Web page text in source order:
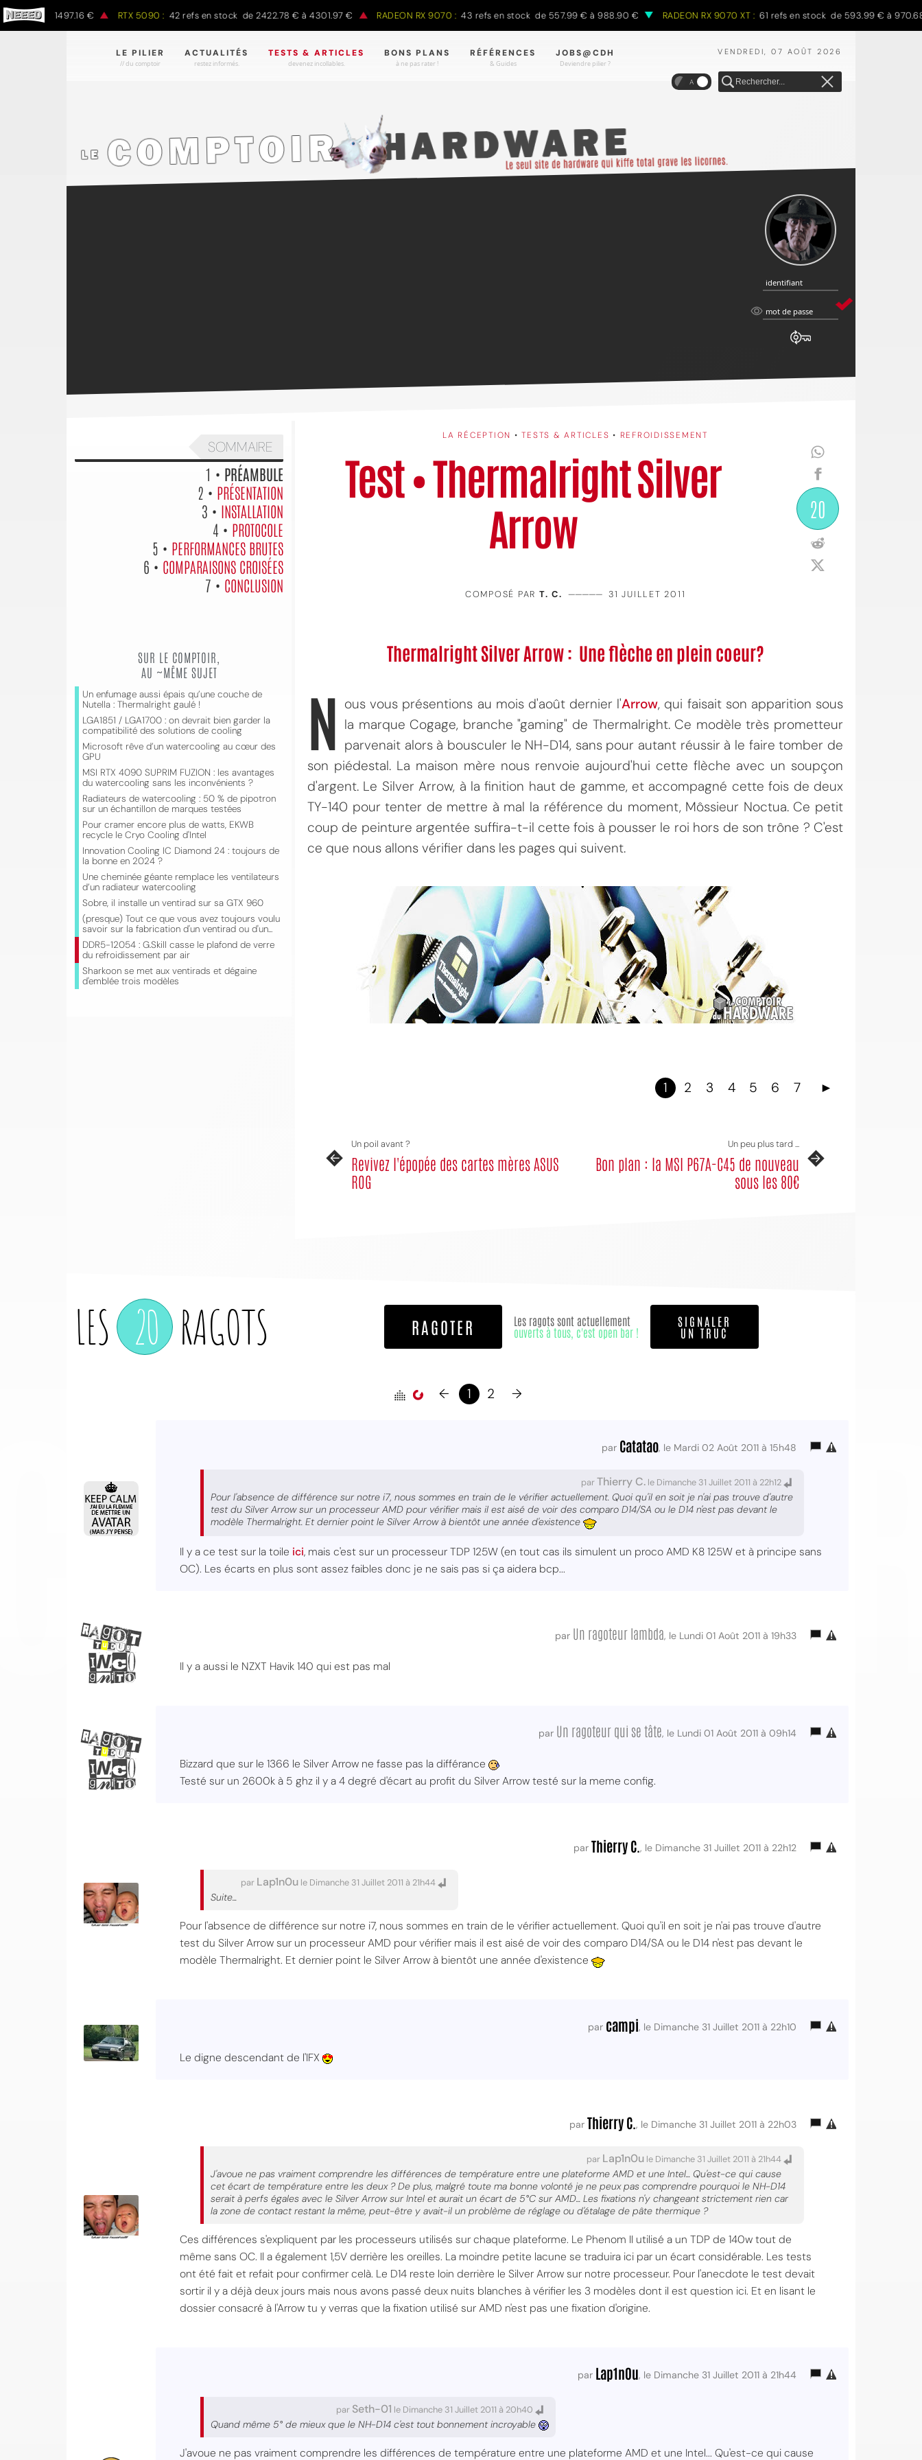
€ à 1497.16 € RTX 5090 : 42 refs en stock de 2422.78 € à 4301.97 € RADEON RX 9070 : 43 refs en stock de 557.99 € à 988.90 € RADEON RX 9070 XT : 61 refs en stock de 593.99 € à 970.68 €
VENDREDI, 07 AOÛT 2026
LE PILIER
// du comptoir
ACTUALITÉS
restez informés.
TESTS & ARTICLES
devenez incollables.
BONS PLANS
à ne pas rater !
RÉFÉRENCES
& Guides
JOBS@CDH
Deviendre pilier ?
A
identifiant
identifiant
mot
mot de passe
LA RÉCEPTION •TESTS & ARTICLES • REFROIDISSEMENT
Test • Thermalright Silver
Arrow
20
COMPOSÉ PAR T. C. ————— 31 JUILLET 2011
Thermalright Silver Arrow : Une flèche en plein coeur?
N ous vous présentions au mois d'août dernier l'Arrow, qui faisait son apparition sous
la marque Cogage, branche "gaming" de Thermalright. Ce modèle très prometteur
parvenait alors à bousculer le NH-D14, sans pour autant réussir à le faire tomber de
son piédestal. La maison mère nous renvoie aujourd'hui cette flèche avec un soupçon
d'argent. Le Silver Arrow, à la finition haut de gamme, et accompagné cette fois de deux
TY-140 pour tenter de mettre à mal la référence du moment, Môssieur Noctua. Ce petit
coup de peinture argentée suffira-t-il cette fois à pousser le roi hors de son trône ? C'est
ce que nous allons vérifier dans les pages qui suivent.
1 2 3 4 5 6 7 ►
Un poil avant ?
Revivez l'épopée des cartes mères ASUS
ROG
Un peu plus tard ...
Bon plan : la MSI P67A-C45 de nouveau
sous les 80€
SOMMAIRE
1 • PRÉAMBULE
2 • PRÉSENTATION
3 • INSTALLATION
4 • PROTOCOLE
5 • PERFORMANCES BRUTES
6 • COMPARAISONS CROISÉES
7 • CONCLUSION
SUR LE COMPTOIR,
AU ~MÊME SUJET
Un enfumage aussi épais qu’une couche de
Nutella : Thermalright gaulé !
LGA1851 / LGA1700 : on devrait bien garder la
compatibilité des solutions de cooling
Microsoft rêve d’un watercooling au cœur des
GPU
MSI RTX 4090 SUPRIM FUZION : les avantages
du watercooling sans les inconvénients ?
Radiateurs de watercooling : 50 % de pipotron
sur un échantillon de marques testées
Pour cramer encore plus de watts, EKWB
recycle le Cryo Cooling d'Intel
Innovation Cooling IC Diamond 24 : toujours de
la bonne en 2024 ?
Une cheminée géante remplace les ventilateurs
d’un radiateur watercooling
Sobre, il installe un ventirad sur sa GTX 960
(presque) Tout ce que vous avez toujours voulu
savoir sur la fabrication d'un ventirad ou d'un...
DDR5-12054 : G.Skill casse le plafond de verre
du refroidissement par air
Sharkoon se met aux ventirads et dégaine
d'emblée trois modèles
LES 20 RAGOTS RAGOTER
Les ragots sont actuellement
ouverts à tous, c'est open bar !
SIGNALER
UN TRUC
← 1 2 →
par Catatao, le Mardi 02 Août 2011 à 15h48
parThierry C. le Dimanche 31 Juillet 2011 à 22h12
Pour l'absence de différence sur notre i7, nous sommes en train de le vérifier actuellement. Quoi qu'il en soit je n'ai pas trouve d'autre
test du Silver Arrow sur un processeur AMD pour vérifier mais il est aisé de voir des comparo D14/SA ou le D14 n'est pas devant le
modèle Thermalright. Et dernier point le Silver Arrow à bientôt une année d'existence
Il y a ce test sur la toile ici, mais c'est sur un processeur TDP 125W (en tout cas ils simulent un proco AMD K8 125W et à principe sans
OC). Les écarts en plus sont assez faibles donc je ne sais pas si ça aidera bcp...
par Un ragoteur lambda, le Lundi 01 Août 2011 à 19h33
Il y a aussi le NZXT Havik 140 qui est pas mal
par Un ragoteur qui se tâte, le Lundi 01 Août 2011 à 09h14
Bizzard que sur le 1366 le Silver Arrow ne fasse pas la différance
Testé sur un 2600k à 5 ghz il y a 4 degré d'écart au profit du Silver Arrow testé sur la meme config.
par Thierry C. , le Dimanche 31 Juillet 2011 à 22h12
par Lap1n0u le Dimanche 31 Juillet 2011 à 21h44
Suite...
Pour l'absence de différence sur notre i7, nous sommes en train de le vérifier actuellement. Quoi qu'il en soit je n'ai pas trouve d'autre
test du Silver Arrow sur un processeur AMD pour vérifier mais il est aisé de voir des comparo D14/SA ou le D14 n'est pas devant le
modèle Thermalright. Et dernier point le Silver Arrow à bientôt une année d'existence
par campi, le Dimanche 31 Juillet 2011 à 22h10
Le digne descendant de l'IFX
par Thierry C. , le Dimanche 31 Juillet 2011 à 22h03
par Lap1n0u le Dimanche 31 Juillet 2011 à 21h44
J'avoue ne pas vraiment comprendre les différences de température entre une plateforme AMD et une Intel... Qu'est-ce qui cause
cet écart de température entre les deux ? De plus, malgré toute ma bonne volonté je ne peux pas comprendre pourquoi le NH-D14
serait à perfs égales avec le Silver Arrow sur Intel et aurait un écart de 5°C sur AMD... Les fixations n'y changeant strictement rien car
la zone de contact restant la même, peut-être y avait-il un problème de réglage ou d'étalage de pâte thermique ?
Ces différences s'expliquent par les processeurs utilisés sur chaque plateforme. Le Phenom II utilisé a un TDP de 140w tout de
même sans OC. Il a également 1,5V derrière les oreilles. La moindre petite lacune se traduira ici par un écart considérable. Les tests
ont été fait et refait pour confirmer celà. Le D14 reste loin derrière le Silver Arrow sur notre processeur. Pour l'anecdote le test devait
sortir il y a déjà deux jours mais nous avons passé deux nuits blanches à vérifier les 3 modèles dont il est question ici. Et en lisant le
dossier consacré à l'Arrow tu y verras que la fixation utilisé sur AMD n'est pas une fixation d'origine.
par Lap1n0u, le Dimanche 31 Juillet 2011 à 21h44
par Seth-01 le Dimanche 31 Juillet 2011 à 20h40
Quand même 5° de mieux que le NH-D14 c'est tout bonnement incroyable
J'avoue ne pas vraiment comprendre les différences de température entre une plateforme AMD et une Intel... Qu'est-ce qui cause